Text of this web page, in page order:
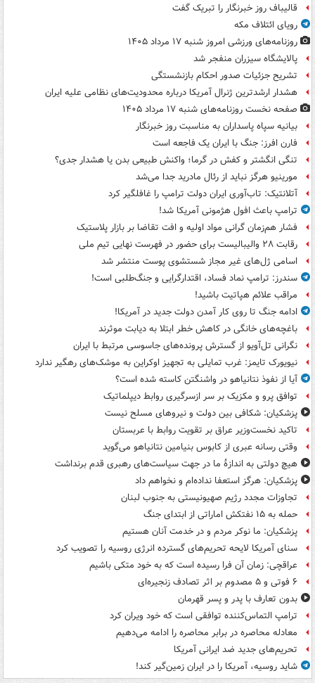
قالیباف روز خبرنگار را تبریک گفت
رویای ائتلاف مکه
روزنامه‌های ورزشی امروز ‌شنبه ۱۷ مرداد ۱۴۰۵
پالایشگاه سیزران منفجر شد
تشریح جزئیات صدور احکام بازنشستگی
هشدار ارشدترین ژنرال آمریکا درباره محدودیت‌های نظامی علیه ایران
صفحه نخست روزنامه‌های شنبه ۱۷ مرداد ۱۴۰۵
بیانیه سپاه پاسداران به مناسبت روز خبرنگار
فارن افرز: جنگ با ایران یک فاجعه است
تنگی انگشتر و کفش در گرما؛ واکنش طبیعی بدن یا هشدار جدی؟
مورینیو هرگز نباید از رئال مادرید جدا می‌شد
آتلانتیک: تاب‌آوری ایران دولت ترامپ را غافلگیر کرد
ترامپ باعث افول هژمونی آمریکا شد!
فشار هم‌زمان گرانی مواد اولیه و افت تقاضا بر بازار پلاستیک
رقابت ۲۸ والیبالیست برای حضور در فهرست نهایی تیم ملی
اسامی ژل‌های غیر مجاز شستشوی پوست منتشر شد
سندرز: ترامپ نماد فساد، اقتدارگرایی و جنگ‌طلبی است!
مراقب علائم هپاتیت باشید!
ادامه جنگ تا روی کار آمدن دولت جدید در آمریکا!
باغچه‌های خانگی در کاهش خطر ابتلا به دیابت موثرند
نگرانی تل‌آویو از گسترش پرونده‌های جاسوسی مرتبط با ایران
نیویورک تایمز: غرب تمایلی به تجهیز اوکراین به موشک‌های رهگیر ندارد
آیا از نفوذ نتانیاهو در واشنگتن کاسته شده است؟
توافق پرو و مکزیک بر سر ازسرگیری روابط دیپلماتیک
پزشکیان: شکافی بین دولت و نیروهای مسلح نیست
تاکید نخست‌وزیر عراق بر تقویت روابط با عربستان
وقتی رسانه عبری از کابوس بنیامین نتانیاهو می‌گوید
هیچ دولتی به اندازۀ ما در جهت سیاست‌های رهبری قدم برنداشت
پزشکیان: هرگز استعفا نداده‌ام و نخواهم داد
تجاوزات مجدد رژیم صهیونیستی به جنوب لبنان
حمله به ۱۵ نفتکش‌ اماراتی از ابتدای جنگ
پزشکیان: ما نوکر مردم و در خدمت آنان هستیم
سنای آمریکا لایحه تحریم‌های گسترده انرژی روسیه را تصویب کرد
عراقچی: زمان آن فرا رسیده است که به خود متکی باشیم
۶ فوتی و ۵ مصدوم بر اثر تصادف زنجیره‌ای
بدون تعارف با پدر و پسر قهرمان
ترامپ التماس‌کننده توافقی است که خود ویران کرد
معادله محاصره در برابر محاصره را ادامه می‌دهیم
تحریم‌های جدید ضد ایرانی آمریکا
شاید روسیه، آمریکا را در ایران زمین‌گیر کند!